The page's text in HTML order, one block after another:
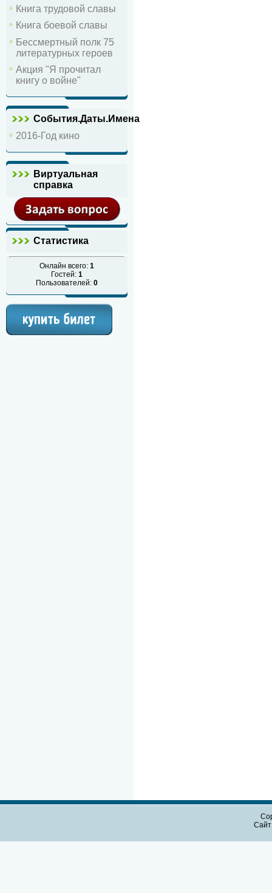
Книга трудовой славы
Книга боевой славы
Бессмертный полк 75
литературных героев
Акция "Я прочитал
книгу о войне"
События.Даты.Имена
2016-Год кино
Виртуальная
справка
Статистика
Онлайн всего: 1
Гостей: 1
Пользователей: 0